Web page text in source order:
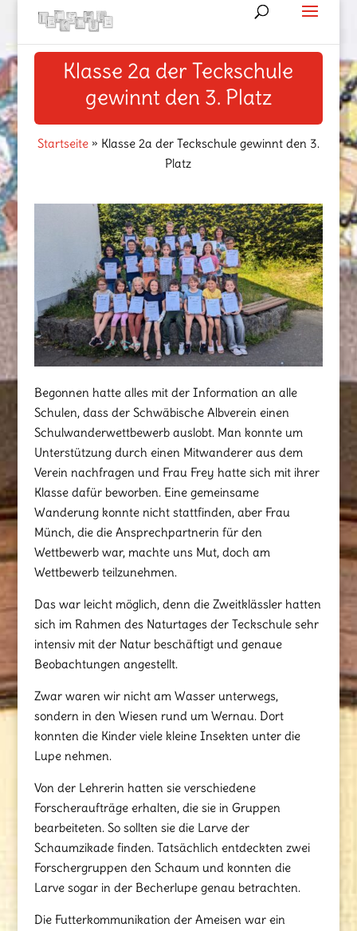
Klasse 2a der Teckschule
gewinnt den 3. Platz
Startseite» Klasse 2a der Teckschule gewinnt den 3.
Platz
Begonnen hatte alles mit der Information an alle
Schulen, dass der Schwäbische Albverein einen
Schulwanderwettbewerb auslobt. Man konnte um
Unterstützung durch einen Mitwanderer aus dem
Verein nachfragen und Frau Frey hatte sich mit ihrer
Klasse dafür beworben. Eine gemeinsame
Wanderung konnte nicht stattfinden, aber Frau
Münch, die die Ansprechpartnerin für den
Wettbewerb war, machte uns Mut, doch am
Wettbewerb teilzunehmen.
Das war leicht möglich, denn die Zweitklässler hatten
sich im Rahmen des Naturtages der Teckschule sehr
intensiv mit der Natur beschäftigt und genaue
Beobachtungen angestellt.
Zwar waren wir nicht am Wasser unterwegs,
sondern in den Wiesen rund um Wernau. Dort
konnten die Kinder viele kleine Insekten unter die
Lupe nehmen.
Von der Lehrerin hatten sie verschiedene
Forscheraufträge erhalten, die sie in Gruppen
bearbeiteten. So sollten sie die Larve der
Schaumzikade finden. Tatsächlich entdeckten zwei
Forschergruppen den Schaum und konnten die
Larve sogar in der Becherlupe genau betrachten.
Die Futterkommunikation der Ameisen war ein